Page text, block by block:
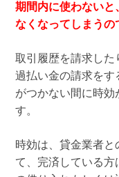
期間内に使わないと
なくなってしまうの
取引履歴を請求した
過払い金の請求をす
がつかない間に時効
す。
時効は、貸金業者
て、完済している